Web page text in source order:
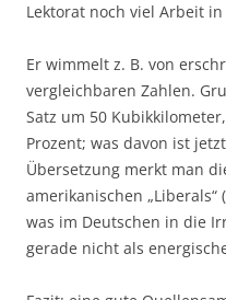
Lektorat noch viel Arbeit
Er wimmelt z. B. von
vergleichbaren Zahlen.
Satz um 50
Prozent; was davon ist
Übersetzung merkt man
amerikanischen „Liberals“
was im Deutschen in die
gerade nicht als